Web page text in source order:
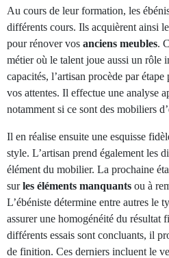
Au cours de leur formation, les
différents cours. Ils acquièrent ainsi
pour rénover vos anciens meubles.
métier où le talent joue aussi un rôle
capacités, l’artisan procède par
vos attentes. Il effectue une analyse
notamment si ce sont des mobiliers
Il en réalise ensuite une esquisse
style. L’artisan prend également les
élément du mobilier. La prochaine
surles éléments manquants ou à
L’ébéniste détermine entre autres le
assurer une homogénéité du résultat
différents essais sont concluants, il
de finition. Ces derniers incluent le